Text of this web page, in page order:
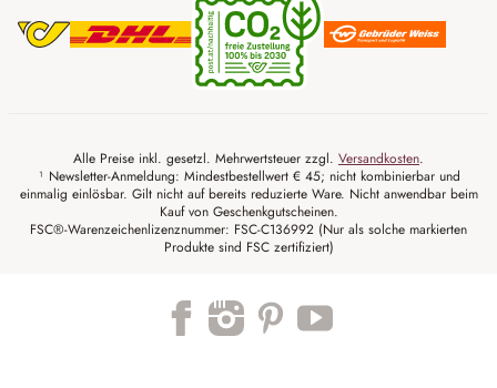
Alle Preise inkl. gesetzl. Mehrwertsteuer zzgl. Versandkosten.
¹ Newsletter-Anmeldung: Mindestbestellwert € 45; nicht kombinierbar und
einmalig einlösbar. Gilt nicht auf bereits reduzierte Ware. Nicht anwendbar beim
Kauf von Geschenkgutscheinen.
FSC®-Warenzeichenlizenznummer: FSC-C136992 (Nur als solche markierten
Produkte sind FSC zertifiziert)